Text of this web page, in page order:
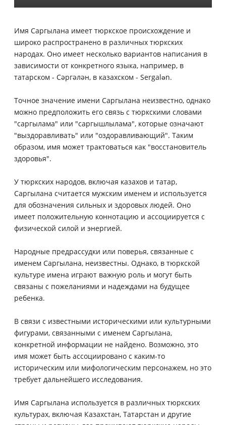
Имя Саргылана имеет тюркское происхождение и
широко распространено в различных тюркских
народах. Оно имеет несколько вариантов написания в
зависимости от конкретного языка, например, в
татарском - Сәргәлән, в казахском - Sergalən.
Точное значение имени Саргылана неизвестно, однако
можно предположить его связь с тюркскими словами
"саргылама" или "саргышлылама", которые означают
"выздоравливать" или "оздоравливающий". Таким
образом, имя может трактоваться как "восстановитель
здоровья".
У тюркских народов, включая казахов и татар,
Саргылана считается мужским именем и используется
для обозначения сильных и здоровых людей. Оно
имеет положительную коннотацию и ассоциируется с
физической силой и энергией.
Народные предрассудки или поверья, связанные с
именем Саргылана, неизвестны. Однако, в тюркской
культуре имена играют важную роль и могут быть
связаны с пожеланиями и надеждами на будущее
ребенка.
В связи с известными историческими или культурными
фигурами, связанными с именем Саргылана,
конкретной информации не найдено. Возможно, это
имя может быть ассоциировано с каким-то
историческим или мифологическим персонажем, но это
требует дальнейшего исследования.
Имя Саргылана используется в различных тюркских
культурах, включая Казахстан, Татарстан и другие